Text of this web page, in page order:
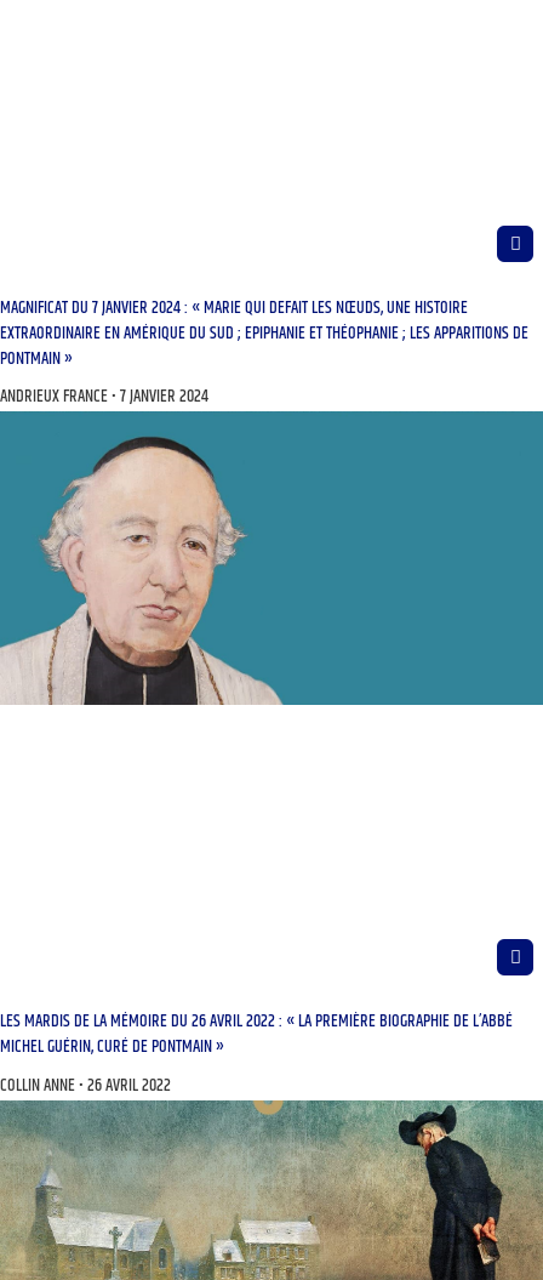
MAGNIFICAT DU 7 JANVIER 2024 : « MARIE QUI DEFAIT LES NŒUDS, UNE HISTOIRE
EXTRAORDINAIRE EN AMÉRIQUE DU SUD ; EPIPHANIE ET THÉOPHANIE ; LES APPARITIONS DE
PONTMAIN »
ANDRIEUX FRANCE 7 JANVIER 2024
LES MARDIS DE LA MÉMOIRE DU 26 AVRIL 2022 : « LA PREMIÈRE BIOGRAPHIE DE L’ABBÉ
MICHEL GUÉRIN, CURÉ DE PONTMAIN »
COLLIN ANNE 26 AVRIL 2022